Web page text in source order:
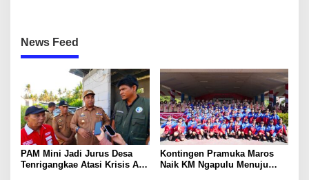
News Feed
PAM Mini Jadi Jurus Desa
Tenrigangkae Atasi Krisis Air
Kontingen Pramuka Maros
Naik KM Ngapulu Menuju